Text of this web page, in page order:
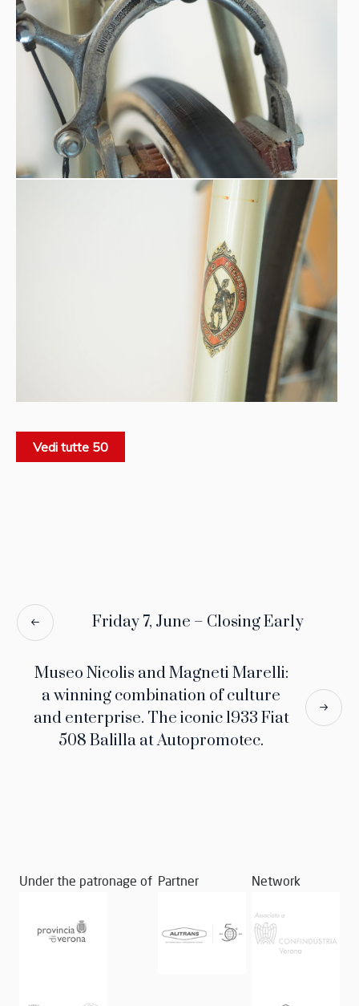
Vedi tutte 50
Friday 7, June – Closing Early
Museo Nicolis and Magneti Marelli:
a winning combination of culture
and enterprise. The iconic 1933 Fiat
508 Balilla at Autopromotec.
Under the patronage of Partner Network